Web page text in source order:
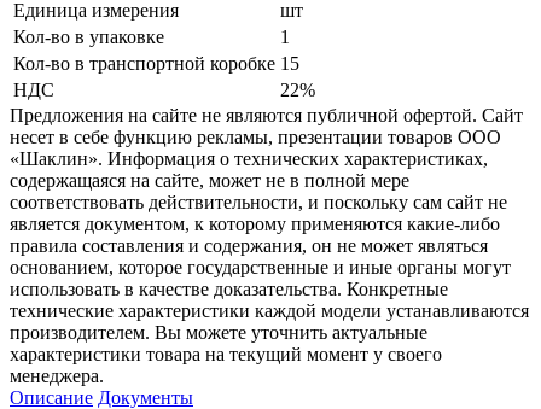
Единица измерения
шт
Кол-во в упаковке
1
Кол-во в транспортной коробке 15
НДС
22%
Предложения на сайте не являются публичной офертой. Сайт
несет в себе функцию рекламы, презентации товаров ООО
«Шаклин». Информация о технических характеристиках,
содержащаяся на сайте, может не в полной мере
соответствовать действительности, и поскольку сам сайт не
является документом, к которому применяются какие-либо
правила составления и содержания, он не может являться
основанием, которое государственные и иные органы могут
использовать в качестве доказательства. Конкретные
технические характеристики каждой модели устанавливаются
производителем. Вы можете уточнить актуальные
характеристики товара на текущий момент у своего
менеджера.
Описание Документы